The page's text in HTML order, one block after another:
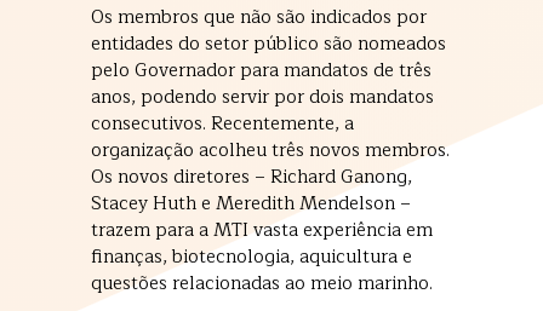
Os membros que não são indicados por
entidades do setor público são nomeados
pelo Governador para mandatos de três
anos, podendo servir por dois mandatos
consecutivos. Recentemente, a
organização acolheu três novos membros.
Os novos diretores – Richard Ganong,
Stacey Huth e Meredith Mendelson –
trazem para a MTI vasta experiência em
finanças, biotecnologia, aquicultura e
questões relacionadas ao meio marinho.